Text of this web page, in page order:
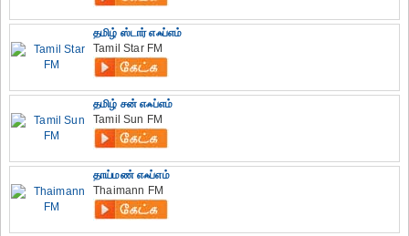
தமிழ் ஸ்டார் எஃப்எம்
Tamil Star FM
தமிழ் சன் எஃப்எம்
Tamil Sun FM
தாய்மண் எஃப்எம்
Thaimann FM